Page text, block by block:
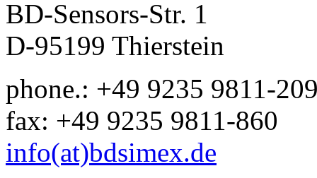
BD-Sensors-Str. 1
D-95199 Thierstein
phone.: +49 9235 9811-
fax: +49 9235 9811-860
info(at)bdsimex.de